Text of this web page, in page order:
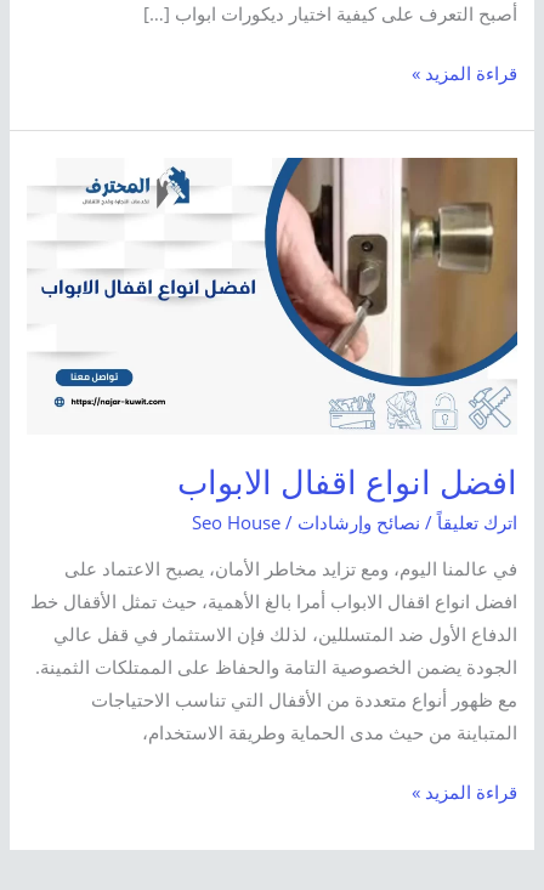
أصبح التعرف على كيفية اختيار ديكورات ابواب […]
قراءة المزيد »
افضل انواع اقفال الابواب
اترك تعليقاً / نصائح وإرشادات /
Seo House
في عالمنا اليوم، ومع تزايد مخاطر الأمان، يصبح الاعتماد على
افضل انواع اقفال الابواب أمرا بالغ الأهمية، حيث تمثل الأقفال خط
الدفاع الأول ضد المتسللين، لذلك فإن الاستثمار في قفل عالي
الجودة يضمن الخصوصية التامة والحفاظ على الممتلكات الثمينة.
مع ظهور أنواع متعددة من الأقفال التي تناسب الاحتياجات
المتباينة من حيث مدى الحماية وطريقة الاستخدام،
انواع
اقفال
الابواب
قراءة المزيد »